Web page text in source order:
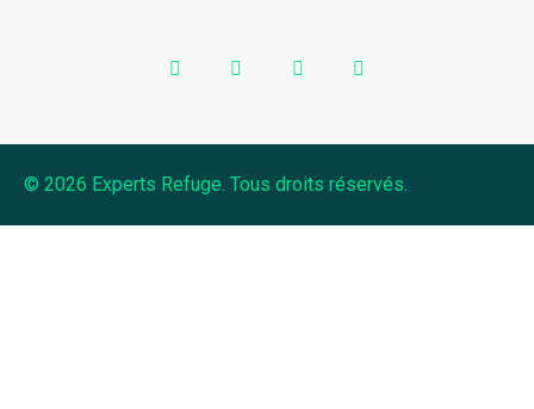
© 2026 Experts Refuge. Tous droits réservés.